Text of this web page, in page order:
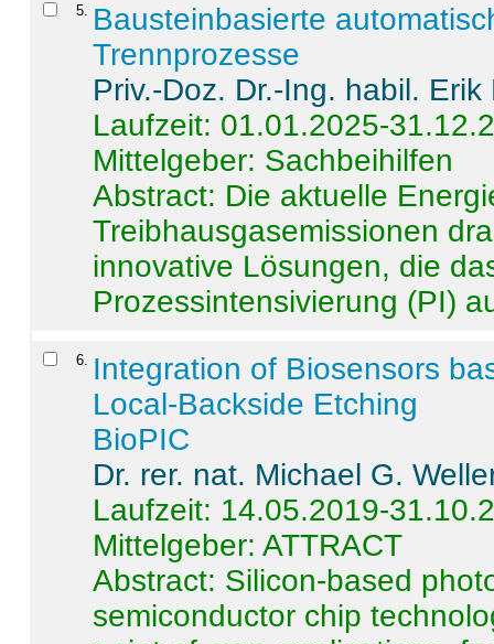
5
Bausteinbasierte
Trennprozesse
Priv.-Doz. Dr.-Ing. habil. Erik
Laufzeit: 01.01.2025-
Mittelgeber: Sachbeihilfen
Abstract: Die aktuelle
Treibhausgasemissionen
innovative Lösungen, die
Prozessintensivierung (PI)
6
Integration of Biosensors
Local-Backside Etching
BioPIC
Dr. rer. nat. Michael G.
Laufzeit: 14.05.2019-
Mittelgeber: ATTRACT
Abstract: Silicon-based
semiconductor chip